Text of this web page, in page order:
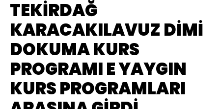
TEKİRDAĞ
KARACAKILAVUZ DİMİ
DOKUMA KURS
PROGRAMI E YAYGIN
KURS PROGRAMLARI